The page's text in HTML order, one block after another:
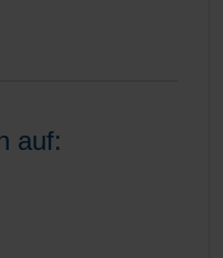
auf: